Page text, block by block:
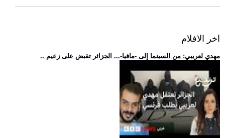
اخر الافلام
.. مهدي لعريبي: من السينما إلى -مافيا-... الجزائر تقبض على زعيم